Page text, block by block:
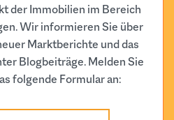
der Immobilien im Bereich
Wir informieren Sie über
Marktberichte und das
Blogbeiträge. Melden Sie
folgende Formular an: